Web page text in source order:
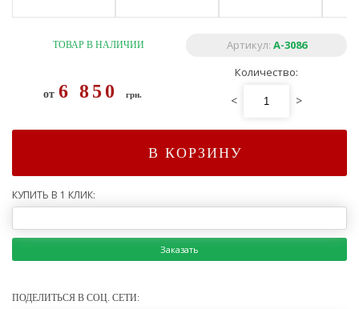
ТОВАР В НАЛИЧИИ Артикул: A-3086
от 6 850 грн.
Количество:
< >
В КОРЗИНУ
КУПИТЬ В 1 КЛИК:
Заказать
ПОДЕЛИТЬСЯ В СОЦ. СЕТИ: